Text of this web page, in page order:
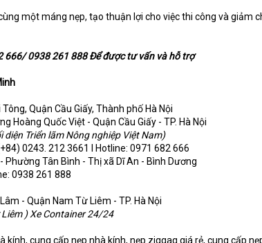
một máng nẹp, tạo thuận lợi cho việc thi công và giảm
666/ 0938 261 888 Để được tư vấn và hỗ trợ
Quận Cầu Giấy, Thành phố Hà Nội
Hoàng Quốc Việt - Quận Cầu Giấy - TP. Hà Nội
Triển lãm Nông nghiệp Việt Nam)
0243. 212 3661 I Hotline: 0971 682 666
Phường Tân Bình - Thị xã Dĩ An - Bình Dương
0938 261 888
- Quận Nam Từ Liêm - TP. Hà Nội
) Xe Container 24/24
kính, cung cấp nẹp nhà kính, nẹp ziggag giá rẻ, cung cấp